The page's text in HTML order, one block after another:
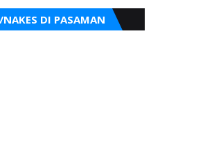
DI PASAMAN